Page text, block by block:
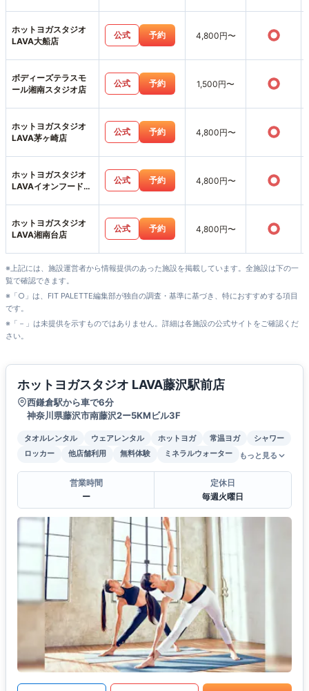
ホットヨガスタジオ
LAVA大船店
公式 予約 4,800円〜 ○
ボディーズテラスモ
ール湘南スタジオ店
公式 予約 1,500円〜 ○
ホットヨガスタジオ
LAVA茅ヶ崎店
公式 予約 4,800円〜 ○
ホットヨガスタジオ
LAVAイオンフードス
公式 予約 4,800円〜 ○
ホットヨガスタジオ
LAVA湘南台店
公式 予約 4,800円〜 ○
※上記には、施設運営者から情報提供のあった施設を掲載しています。全施設は下の一
覧で確認できます。
※「○」は、FIT PALETTE編集部が独自の調査・基準に基づき、特におすすめする項目
です。
※「－」は未提供を示すものではありません。詳細は各施設の公式サイトをご確認くだ
さい。
ホットヨガスタジオ LAVA藤沢駅前店
西鎌倉駅から車で6分
神奈川県藤沢市南藤沢2ー5KMビル3F
タオルレンタル ウェアレンタル ホットヨガ 常温ヨガ
シャワー
ロッカー
他店舗利用 無料体験 ミネラルウォーター もっと見る
営業時間
ー
定休日
毎週火曜日